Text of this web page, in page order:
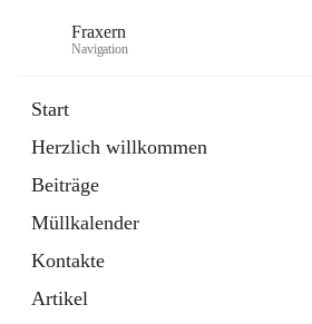
Fraxern
Navigation
Start
Herzlich willkommen
Beiträge
Müllkalender
Kontakte
Artikel
Ordner
in
Tab
Formulare
Artikel
öffnet
in
neuem
Tab